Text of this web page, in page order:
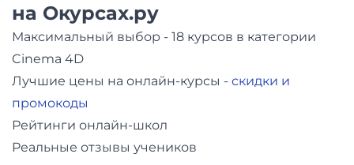
на Окурсах.ру
Максимальный выбор - 18 курсов в категории
Cinema 4D
Лучшие цены на онлайн-курсы - скидки и
промокоды
Рейтинги онлайн-школ
Реальные отзывы учеников